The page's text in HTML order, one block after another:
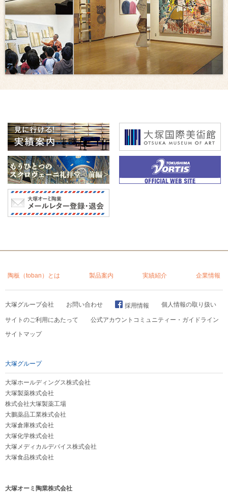
陶板（toban）とは 製品案内 実績紹介 企業情報
大塚グループ会社 お問い合わせ 採用情報 個人情報の取り扱い
サイトのご利用にあたって
公式アカウントコミュニティー・ガイドライン
サイトマップ
大塚グループ
大塚ホールディングス株式会社
大塚製薬株式会社
株式会社大塚製薬工場
大鵬薬品工業株式会社
大塚倉庫株式会社
大塚化学株式会社
大塚メディカルデバイス株式会社
大塚食品株式会社
大塚オーミ陶業株式会社